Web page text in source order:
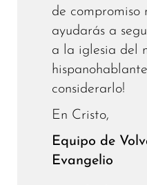
de compromiso
ayudarás a
a la iglesia del
considerarlo!
En Cristo,
Equipo de
Evangelio